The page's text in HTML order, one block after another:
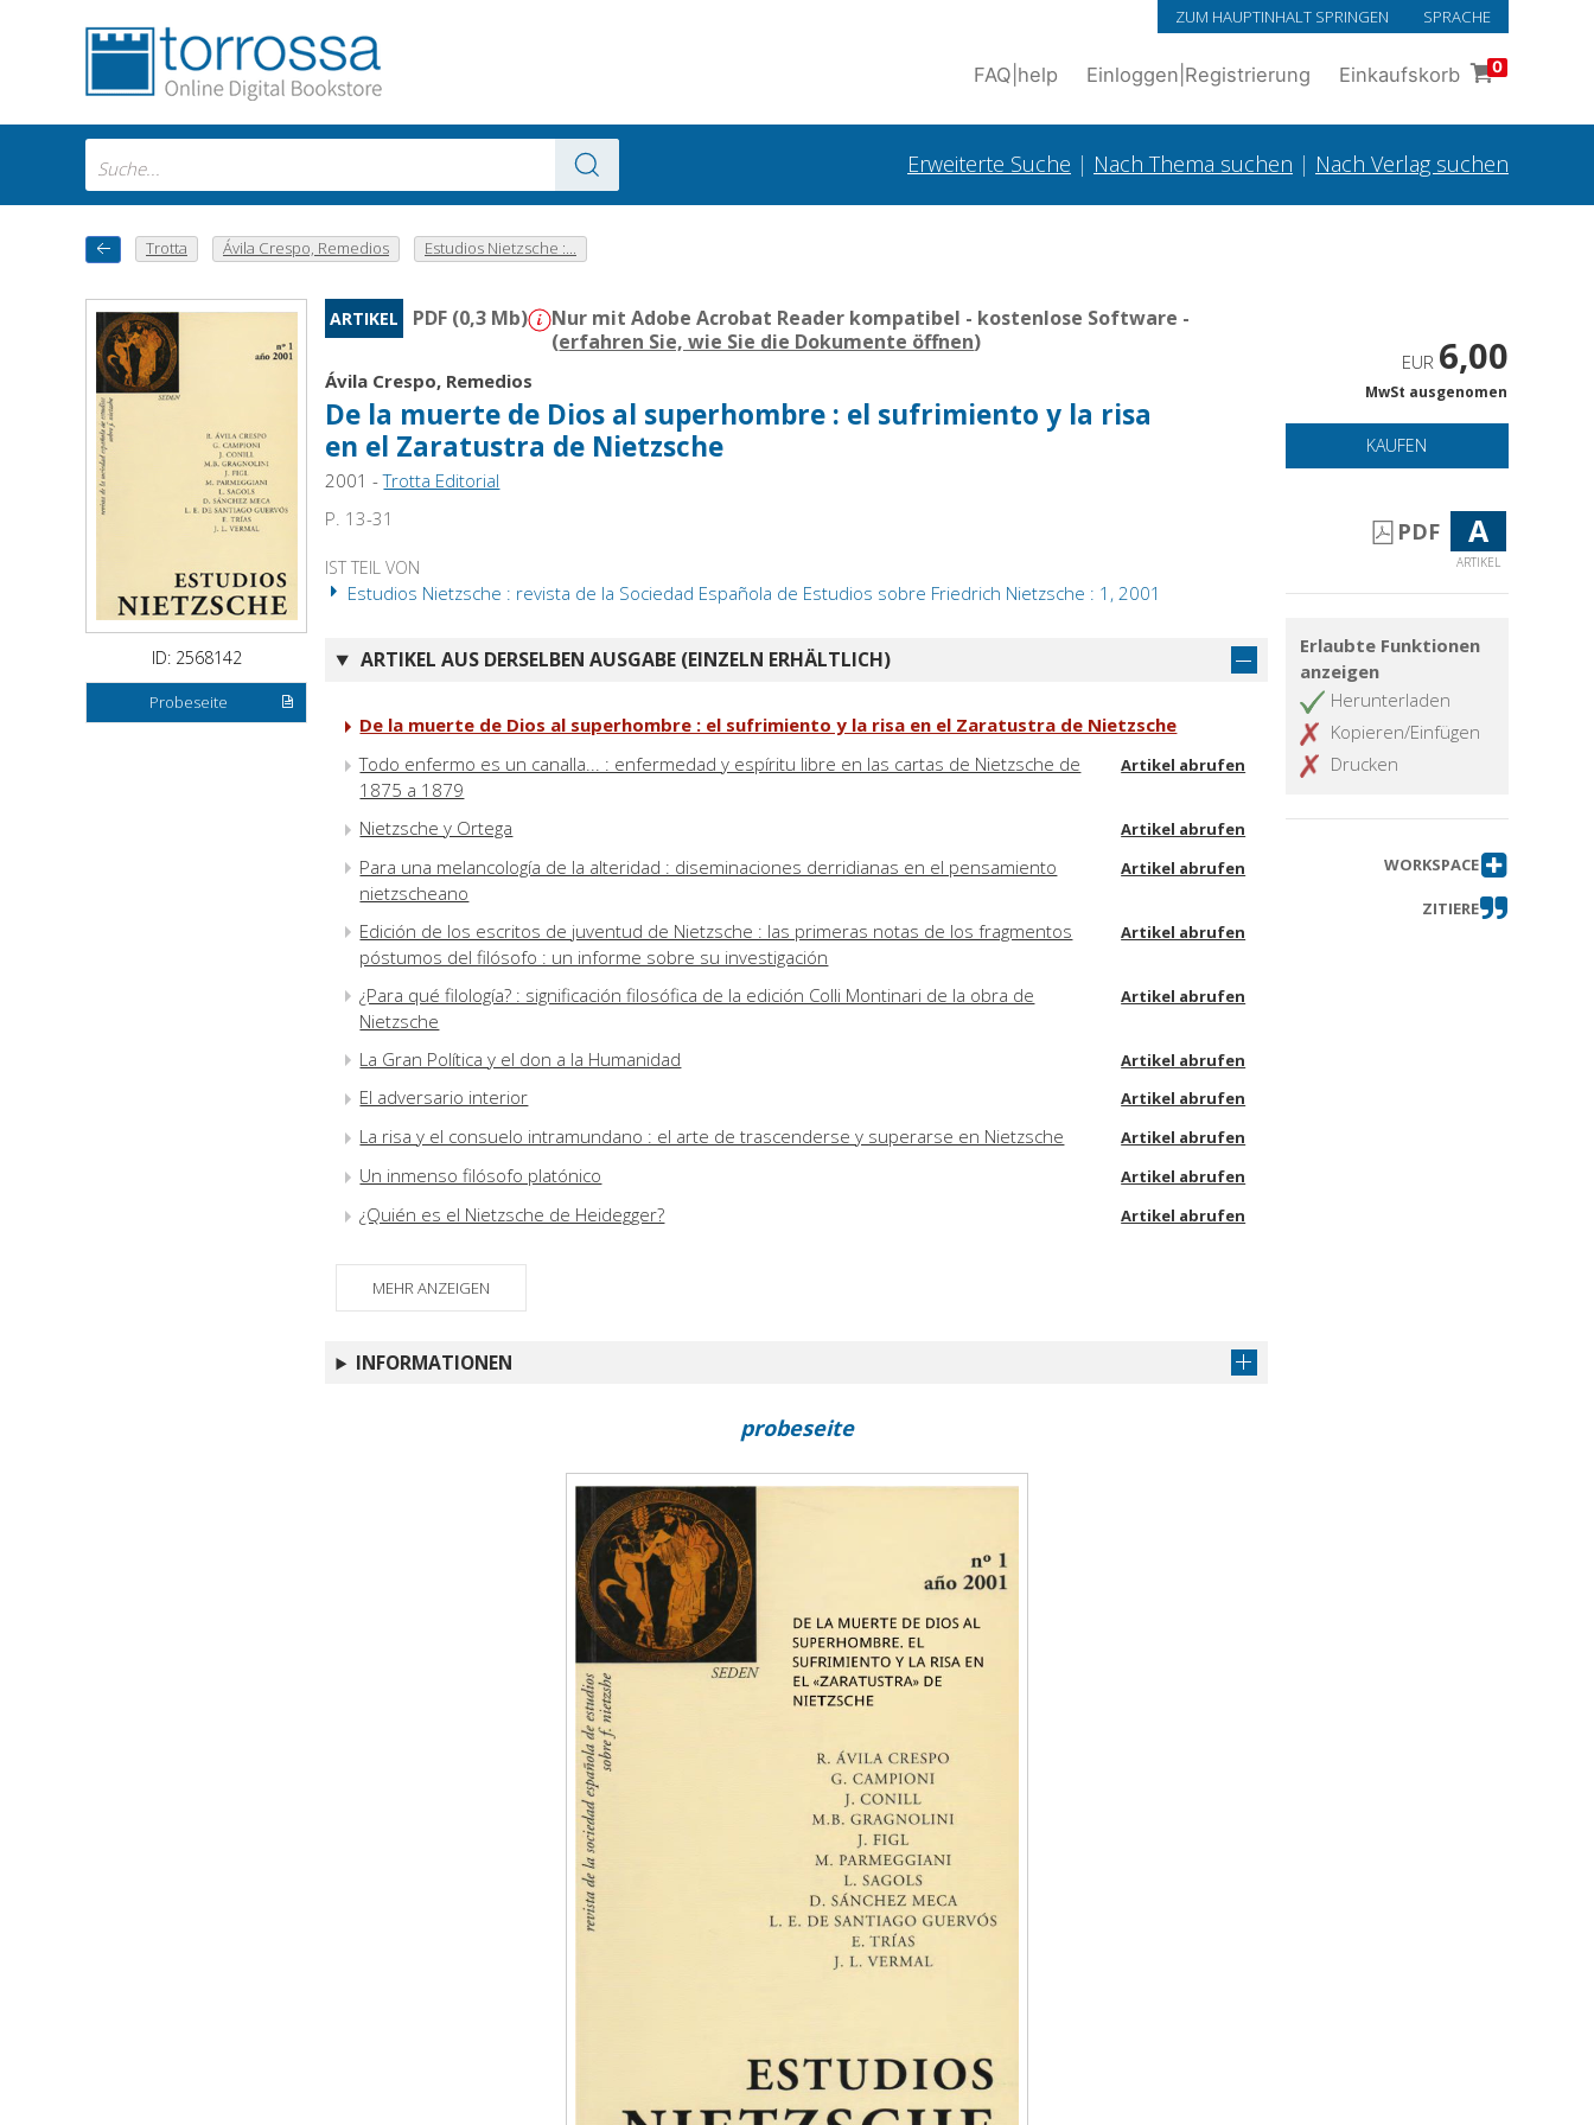
ZUM HAUPTINHALT SPRINGEN SPRACHE
FAQ help Einloggen Registrierung Einkaufskorb 0
Erweiterte Suche | Nach Thema suchen | Nach Verlag suchen
Trotta Ávila Crespo, Remedios Estudios Nietzsche :...
ID: 2568142
Probeseite
ARTIKEL PDF (0,3 Mb)
Nur mit Adobe Acrobat Reader kompatibel - kostenlose Software -
(erfahren Sie, wie Sie die Dokumente öffnen)
Ávila Crespo, Remedios
De la muerte de Dios al superhombre : el sufrimiento y la risa
en el Zaratustra de Nietzsche
2001 -Trotta Editorial
P. 13-31
IST TEIL VON
Estudios Nietzsche : revista de la Sociedad Española de Estudios sobre Friedrich Nietzsche : 1, 2001
ARTIKEL AUS DERSELBEN AUSGABE (EINZELN ERHÄLTLICH)
De la muerte de Dios al superhombre : el sufrimiento y la risa en el Zaratustra de Nietzsche
Todo enfermo es un canalla... : enfermedad y espíritu libre en las cartas de Nietzsche de
1875 a 1879
Artikel abrufen
Nietzsche y Ortega Artikel abrufen
Para una melancología de la alteridad : diseminaciones derridianas en el pensamiento
nietzscheano
Artikel abrufen
Edición de los escritos de juventud de Nietzsche : las primeras notas de los fragmentos
póstumos del filósofo : un informe sobre su investigación
Artikel abrufen
¿Para qué filología? : significación filosófica de la edición Colli Montinari de la obra de
Nietzsche
Artikel abrufen
La Gran Política y el don a la Humanidad Artikel abrufen
El adversario interior Artikel abrufen
La risa y el consuelo intramundano : el arte de trascenderse y superarse en Nietzsche Artikel abrufen
Un inmenso filósofo platónico Artikel abrufen
¿Quién es el Nietzsche de Heidegger? Artikel abrufen
MEHR ANZEIGEN
INFORMATIONEN
EUR 6,00
MwSt ausgenomen
KAUFEN
PDF A
ARTIKEL
Erlaubte Funktionen
anzeigen
Herunterladen
Kopieren/Einfügen
Drucken
WORKSPACE
ZITIERE
probeseite